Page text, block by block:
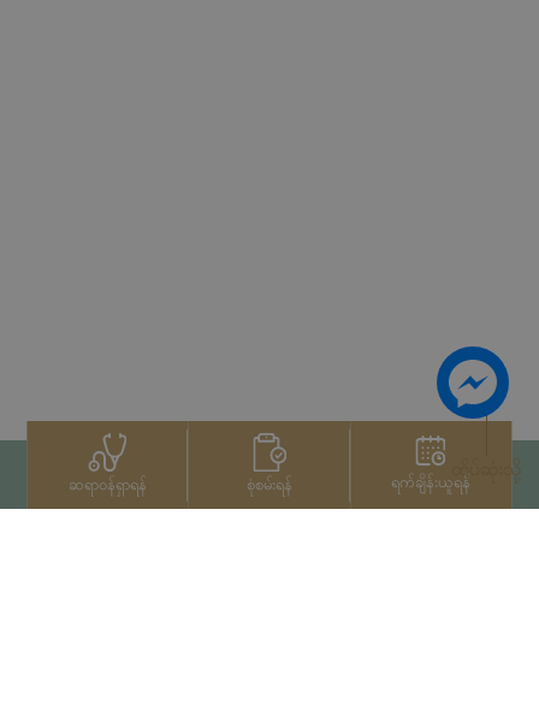
ဆရာဝန်ရှာရန် စုံစမ်းရန် ရက်ချိန်းယူရန်ထိပ်ဆုံးသို့